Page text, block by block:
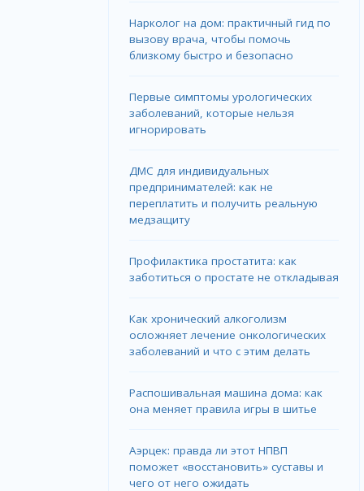
Нарколог на дом: практичный гид по
вызову врача, чтобы помочь
близкому быстро и безопасно
Первые симптомы урологических
заболеваний, которые нельзя
игнорировать
ДМС для индивидуальных
предпринимателей: как не
переплатить и получить реальную
медзащиту
Профилактика простатита: как
заботиться о простате не откладывая
Как хронический алкоголизм
осложняет лечение онкологических
заболеваний и что с этим делать
Распошивальная машина дома: как
она меняет правила игры в шитье
Аэрцек: правда ли этот НПВП
поможет «восстановить» суставы и
чего от него ожидать